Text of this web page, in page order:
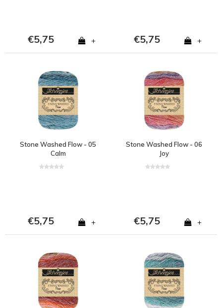
€5,75 + €5,75 +
Stone Washed Flow - 05
Calm
€5,75 +
Stone Washed Flow - 06
Joy
€5,75 +